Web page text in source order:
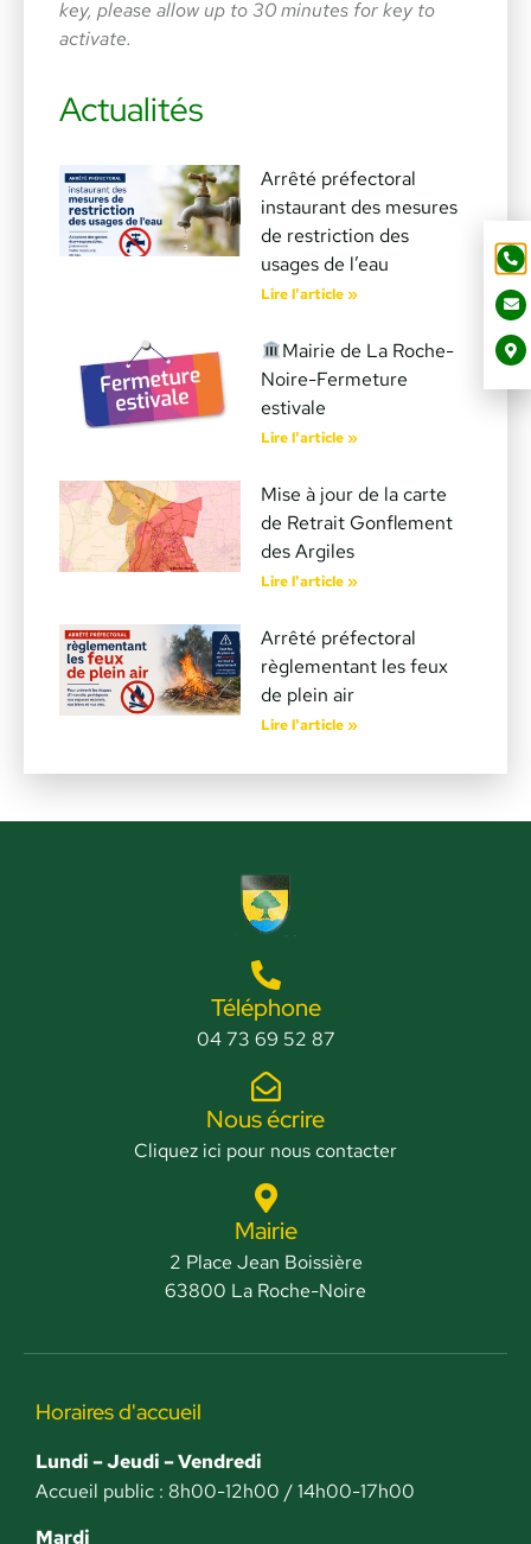
key, please allow up to 30 minutes for key to
activate.
Actualités
Arrêté préfectoral
instaurant des mesures
de restriction des
usages de l’eau
Lire l'article »
Mairie de La Roche-
Noire-Fermeture
estivale
Lire l'article »
Mise à jour de la carte
de Retrait Gonflement
des Argiles
Lire l'article »
Arrêté préfectoral
règlementant les feux
de plein air
Lire l'article »
Téléphone
04 73 69 52 87
Nous écrire
Cliquez ici pour nous contacter
Mairie
2 Place Jean Boissière
63800 La Roche-Noire
Horaires d'accueil
Lundi – Jeudi – Vendredi
Accueil public : 8h00-12h00 / 14h00-17h00
Mardi